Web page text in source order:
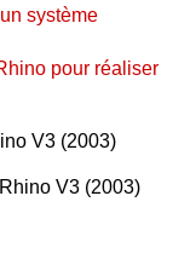
système
pour réaliser
V3 (2003)
V3 (2003)